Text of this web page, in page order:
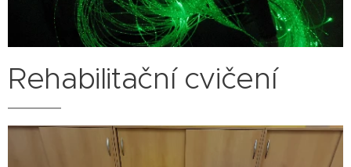
Rehabilitační cvičení